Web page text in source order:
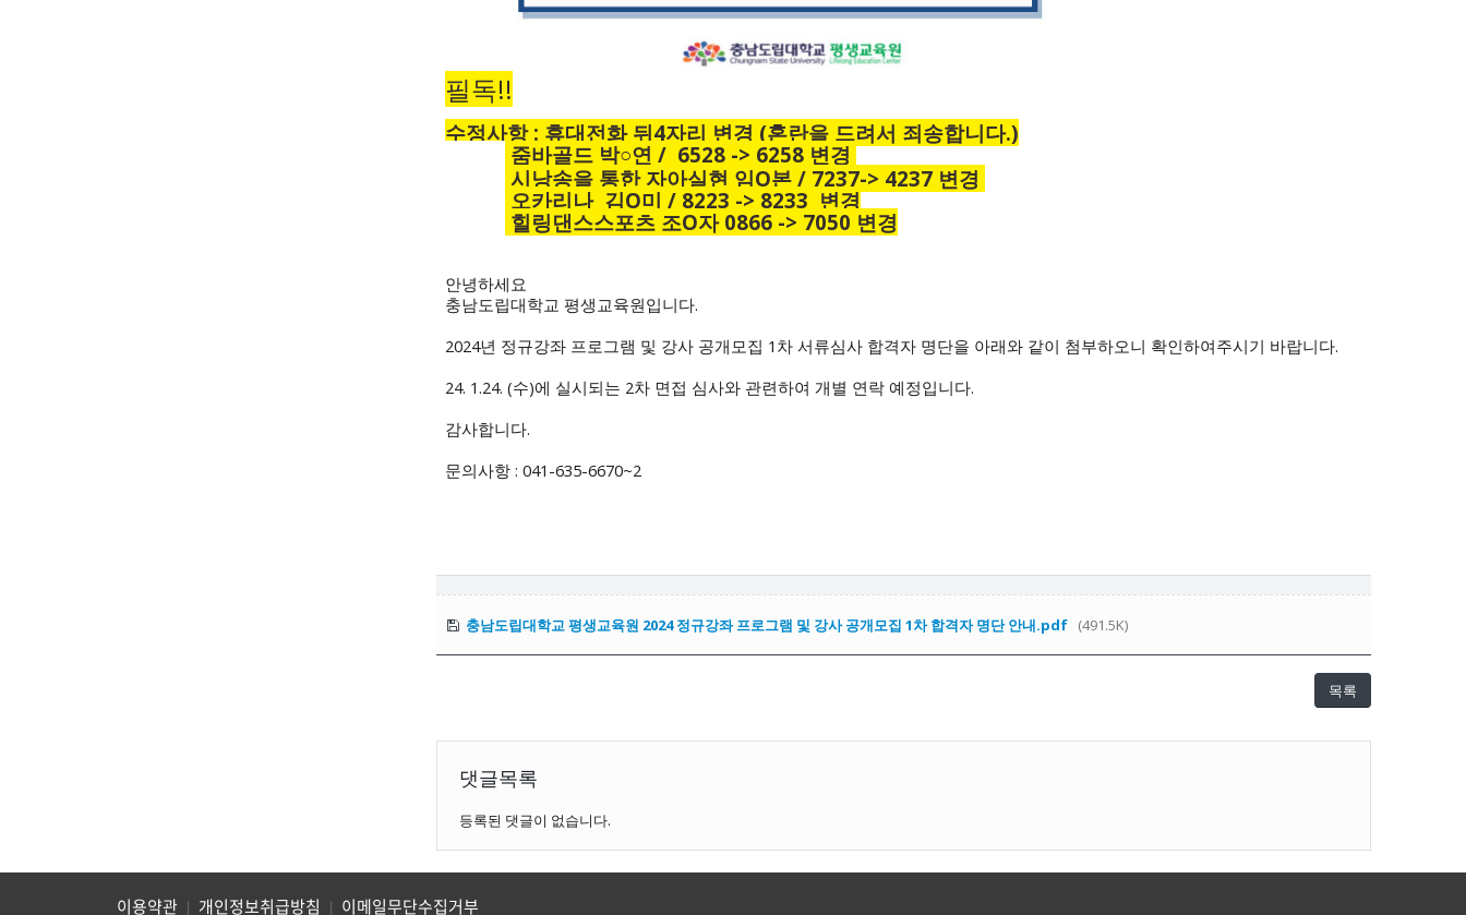
필독!!
수정사항 : 휴대전화 뒤4자리 변경 (혼란을 드려서 죄송합니다.)
줌바골드 박○연 / 6528 -> 6258 변경
시낭송을 통한 자아실현 임O본 / 7237-> 4237 변경
오카리나 김O미 / 8223 -> 8233 변경
힐링댄스스포츠 조O자 0866 -> 7050 변경
안녕하세요
충남도립대학교 평생교육원입니다.
2024년 정규강좌 프로그램 및 강사 공개모집 1차 서류심사 합격자 명단을 아래와 같이 첨부하오니 확인하여주시기 바랍니다.
24. 1.24. (수)에 실시되는 2차 면접 심사와 관련하여 개별 연락 예정입니다.
감사합니다.
문의사항 : 041-635-6670~2
충남도립대학교 평생교육원 2024 정규강좌 프로그램 및 강사 공개모집 1차 합격자 명단 안내.pdf(491.5K)
목록
댓글목록
등록된 댓글이 없습니다.
이용약관 | 개인정보취급방침 | 이메일무단수집거부